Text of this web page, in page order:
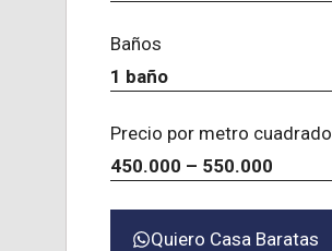
Baños
1 baño
Precio por metro cuadrado
450.000 – 550.000
Quiero Casa Baratas